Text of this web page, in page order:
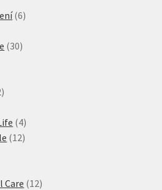
66
3030
12
44
produkty
1212
Care 1212